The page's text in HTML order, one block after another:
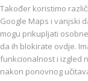
Također koristimo
Google Maps i vanjski
mogu prikupljati
da ih blokirate ovdje.
funkcionalnost i izgled
nakon ponovnog